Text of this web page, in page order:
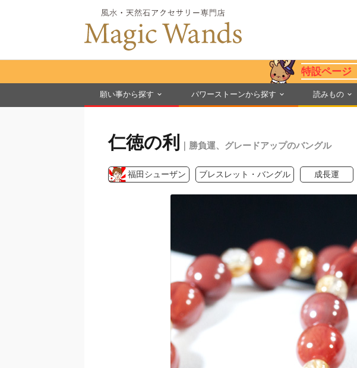
特設ページ
願い事から探す パワーストーンから探す 読みもの
仁徳の利 ｜勝負運、グレードアップのバングル
福田シューザン ブレスレット・バングル 成長運